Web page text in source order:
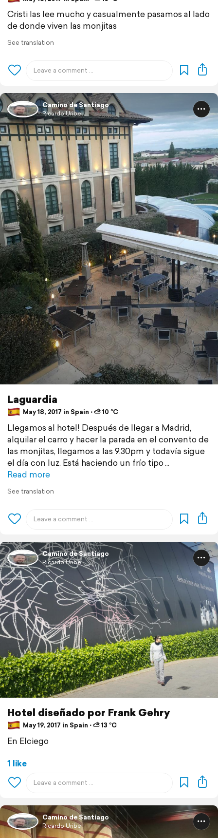
Cristi las lee mucho y casualmente pasamos al lado
de donde viven las monjitas
See translation
Camino de Santiago
Ricardo Uribe
Laguardia
May 18, 2017 in Spain ⋅ ⛅ 10 °C
Llegamos al hotel! Después de llegar a Madrid,
alquilar el carro y hacer la parada en el convento de
las monjitas, llegamos a las 9.30pm y todavía sigue
el día con luz. Está haciendo un frío tipo
Read more
See translation
Camino de Santiago
Ricardo Uribe
Hotel diseñado por Frank Gehry
May 19, 2017 in Spain ⋅ ⛅ 13 °C
En Elciego
1 like
Camino de Santiago
Ricardo Uribe